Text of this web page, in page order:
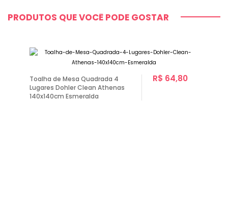
PRODUTOS QUE VOCÊ PODE GOSTAR
Toalha de Mesa Quadrada 4
Lugares Dohler Clean Athenas
140x140cm Esmeralda
R$ 64,80